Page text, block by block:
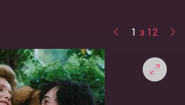
1 з 12